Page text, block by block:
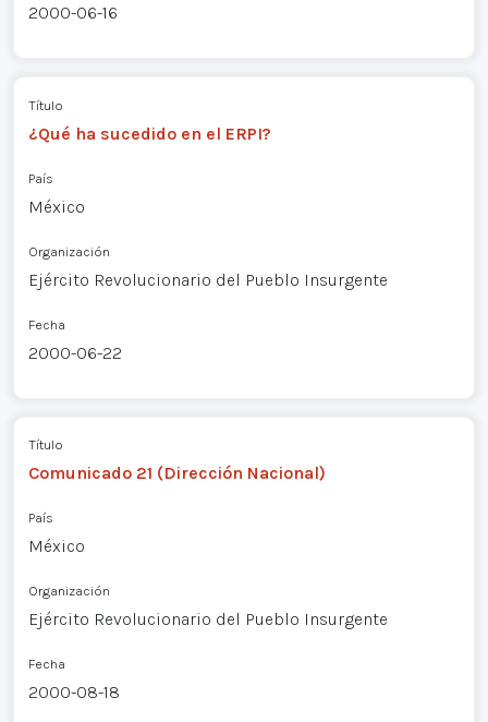
2000-06-16
Título
¿Qué ha sucedido en el ERPI?
País
México
Organización
Ejército Revolucionario del Pueblo Insurgente
Fecha
2000-06-22
Título
Comunicado 21 (Dirección Nacional)
País
México
Organización
Ejército Revolucionario del Pueblo Insurgente
Fecha
2000-08-18